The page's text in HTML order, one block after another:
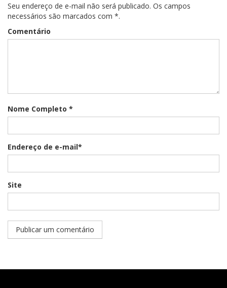
Seu endereço de e-mail não será publicado. Os campos
necessários são marcados com *.
Comentário
Nome Completo *
Endereço de e-mail*
Site